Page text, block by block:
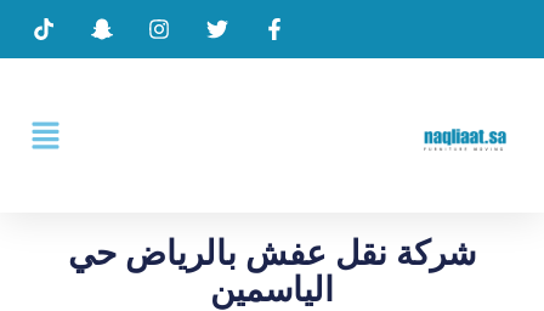
شركة نقل عفش بالرياض حي
الياسمين